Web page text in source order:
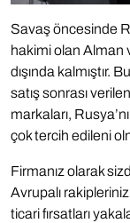
Savaş öncesinde
hakimi olan Alman
dışında kalmıştır.
satış sonrası
markaları,
çok tercih edileni
Firmanız olarak
Avrupalı
ticari fırsatları